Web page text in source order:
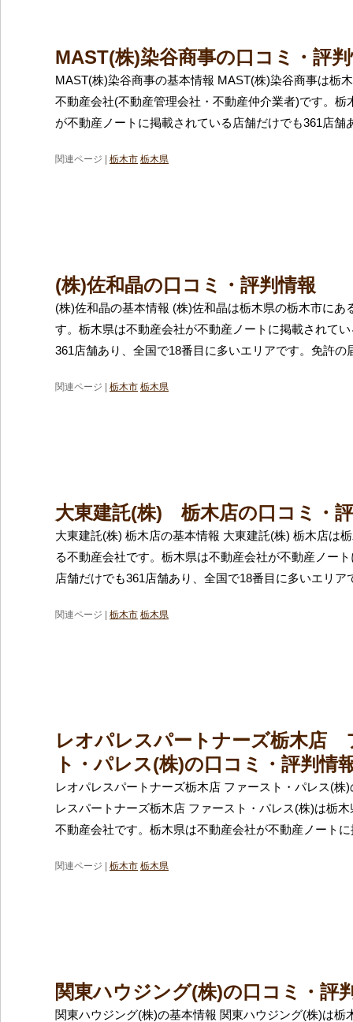
MAST(株)染谷商事の口コミ・評
MAST(株)染谷商事の基本情報 MAST(株)染谷商事は栃
不動産会社(不動産管理会社・不動産仲介業者)です。栃
が不動産ノートに掲載されている店舗だけでも361店舗
関連ページ | 栃木市 栃木県
(株)佐和晶の口コミ・評判情報
(株)佐和晶の基本情報 (株)佐和晶は栃木県の栃木市にあ
す。栃木県は不動産会社が不動産ノートに掲載されて
361店舗あり、全国で18番目に多いエリアです。免許の
関連ページ | 栃木市 栃木県
大東建託(株) 栃木店の口コミ・
大東建託(株) 栃木店の基本情報 大東建託(株) 栃木店は
る不動産会社です。栃木県は不動産会社が不動産ノー
店舗だけでも361店舗あり、全国で18番目に多いエリア
関連ページ | 栃木市 栃木県
レオパレスパートナーズ栃木店
ト・パレス(株)の口コミ・評判情
レオパレスパートナーズ栃木店 ファースト・パレス(株
レスパートナーズ栃木店 ファースト・パレス(株)は栃
不動産会社です。栃木県は不動産会社が不動産ノート
関連ページ | 栃木市 栃木県
関東ハウジング(株)の口コミ・評
関東ハウジング(株)の基本情報 関東ハウジング(株)は栃